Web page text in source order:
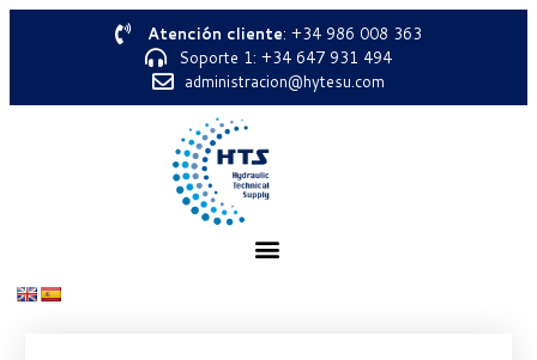
Atención cliente: +34 986 008 363
Soporte 1: +34 647 931 494
administracion@hytesu.com